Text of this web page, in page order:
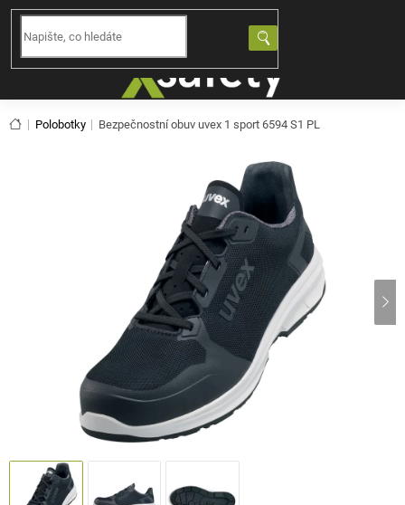
Přejít
obsah
Domů
Polobotky Bezpečnostní obuv uvex 1 sport 6594 S1 PL